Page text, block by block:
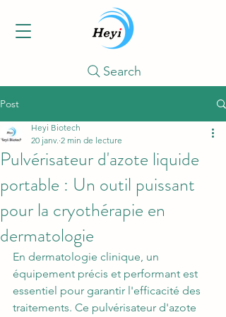
Search
Post
Pulvérisateur d'azote liquide
portable : Un outil puissant
pour la cryothérapie en
dermatologie
Heyi Biotech
20 janv. 2 min de lecture
En dermatologie clinique, un
équipement précis et performant est
essentiel pour garantir l'efficacité des
traitements. Ce pulvérisateur d'azote